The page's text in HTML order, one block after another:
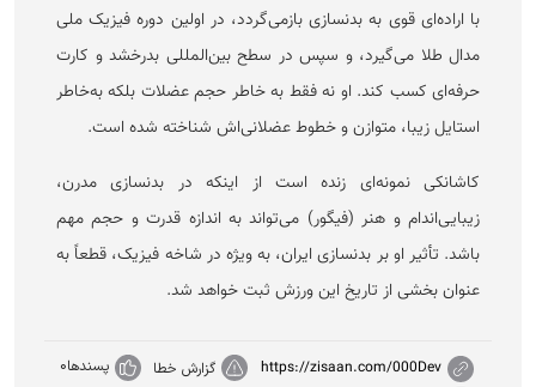
با اراده‌ای قوی به بدنسازی بازمی‌گردد، در اولین دوره فیزیک ملی
مدال طلا می‌گیرد، و سپس در سطح بین‌المللی بدرخشد و کارت
حرفه‌ای کسب کند. او نه فقط به خاطر حجم عضلات بلکه به‌خاطر
استایل زیبا، متوازن و خطوط عضلانی‌اش شناخته شده است.
کاشانکی نمونه‌ای زنده است از اینکه در بدنسازی مدرن،
زیبایی‌اندام و هنر (فیگور) می‌تواند به اندازه قدرت و حجم مهم
باشد. تأثیر او بر بدنسازی ایران، به ویژه در شاخه فیزیک، قطعاً به
عنوان بخشی از تاریخ این ورزش ثبت خواهد شد.
https://zisaan.com/000Dev گزارش خطا پسندها0